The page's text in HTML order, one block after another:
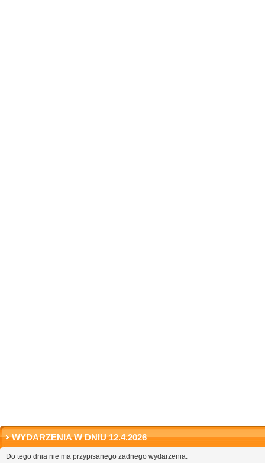
WYDARZENIA W DNIU 12.4.2026
Do tego dnia nie ma przypisanego żadnego wydarzenia.